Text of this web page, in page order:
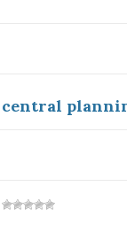
central